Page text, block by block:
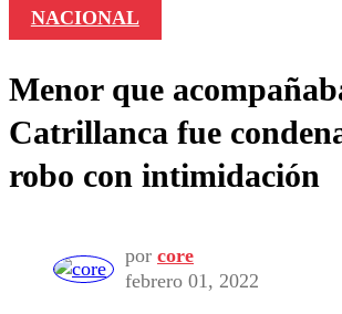
NACIONAL
Menor que
Catrillanca fue
robo con intimidación
por core
febrero 01, 2022